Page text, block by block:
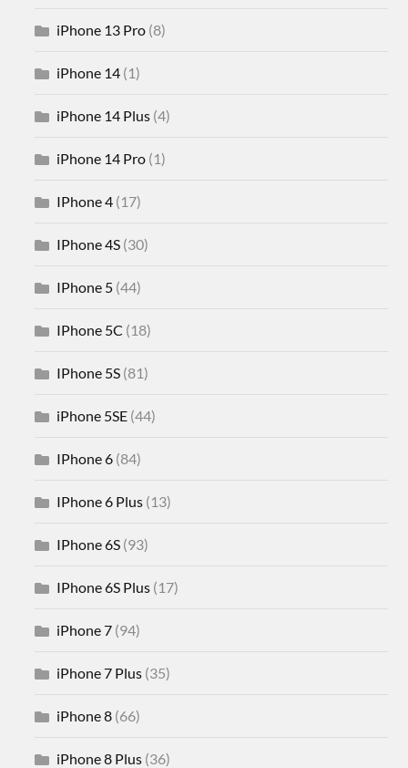
iPhone 13 Pro (8)
iPhone 14 (1)
iPhone 14 Plus (4)
iPhone 14 Pro (1)
IPhone 4 (17)
IPhone 4S (30)
IPhone 5 (44)
IPhone 5C (18)
IPhone 5S (81)
iPhone 5SE (44)
IPhone 6 (84)
IPhone 6 Plus (13)
IPhone 6S (93)
IPhone 6S Plus (17)
iPhone 7 (94)
iPhone 7 Plus (35)
iPhone 8 (66)
iPhone 8 Plus (36)